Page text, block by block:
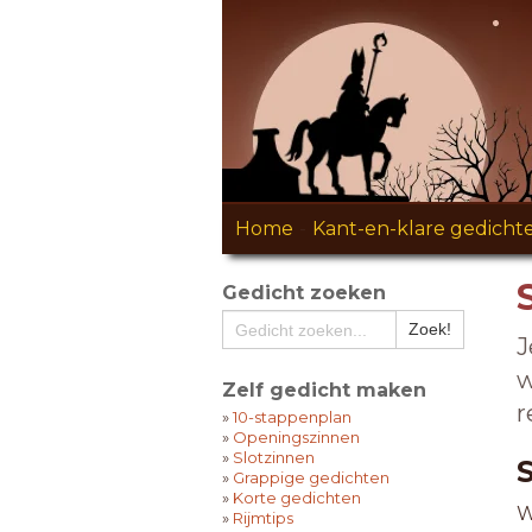
Home Kant-en-klare
Gedicht zoeken
Zelf gedicht maken
»10-stappenplan
» Openingszinnen
» Slotzinnen
» Grappige gedichten
» Korte gedichten
» Rijmtips